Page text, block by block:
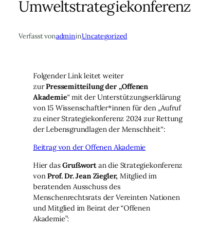
Umweltstrategiekonferenz
Verfasst vonadmininUncategorized
Folgender Link leitet weiter
zurPressemitteilung der „Offenen
Akademie“ mit der Unterstützungserklärung
von 15 Wissenschaftler*innen für den „Aufruf
zu einer Strategiekonferenz 2024 zur Rettung
der Lebensgrundlagen der Menschheit“:
Beitrag von der Offenen Akademie
Hier dasGrußwortan die Strategiekonferenz
vonProf. Dr. Jean Ziegler, Mitglied im
beratenden Ausschuss des
Menschenrechtsrats der Vereinten Nationen
und Mitglied im Beirat der “Offenen
Akademie”: